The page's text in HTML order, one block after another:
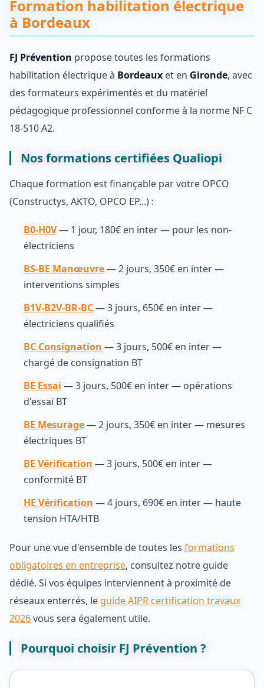
Formation habilitation électrique
à Bordeaux
FJ Prévention propose toutes les formations
habilitation électrique à Bordeaux et en Gironde, avec
des formateurs expérimentés et du matériel
pédagogique professionnel conforme à la norme NF C
18-510 A2.
Nos formations certifiées Qualiopi
Chaque formation est finançable par votre OPCO
(Constructys, AKTO, OPCO EP...) :
B0-H0V— 1 jour, 180€ en inter — pour les non-
électriciens
BS-BE Manœuvre— 2 jours, 350€ en inter —
interventions simples
B1V-B2V-BR-BC— 3 jours, 650€ en inter —
électriciens qualifiés
BC Consignation — 3 jours, 500€ en inter —
chargé de consignation BT
BE Essai — 3 jours, 500€ en inter — opérations
d'essai BT
BE Mesurage— 2 jours, 350€ en inter — mesures
électriques BT
BE Vérification — 3 jours, 500€ en inter —
conformité BT
HE Vérification — 4 jours, 690€ en inter — haute
tension HTA/HTB
Pour une vue d'ensemble de toutes les formations
obligatoires en entreprise, consultez notre guide
dédié. Si vos équipes interviennent à proximité de
réseaux enterrés, le guide AIPR certification travaux
2026vous sera également utile.
Pourquoi choisir FJ Prévention ?